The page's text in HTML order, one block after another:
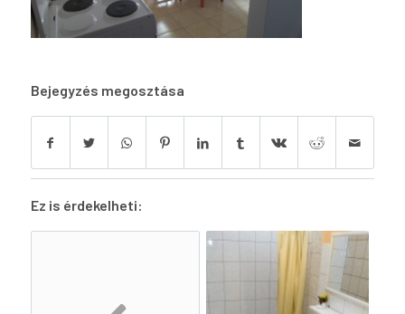
Bejegyzés megosztása
Ez is érdekelheti: